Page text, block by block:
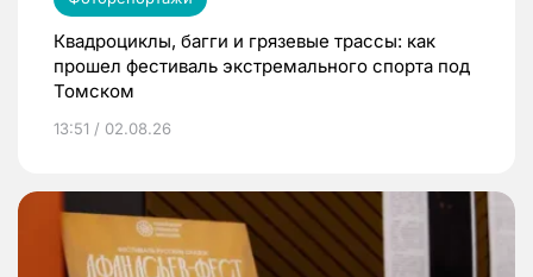
Квадроциклы, багги и грязевые трассы: как
прошел фестиваль экстремального спорта под
Томском
13:51 / 02.08.26